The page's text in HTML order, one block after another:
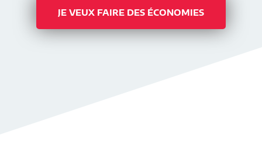
JE VEUX FAIRE DES ÉCONOMIES